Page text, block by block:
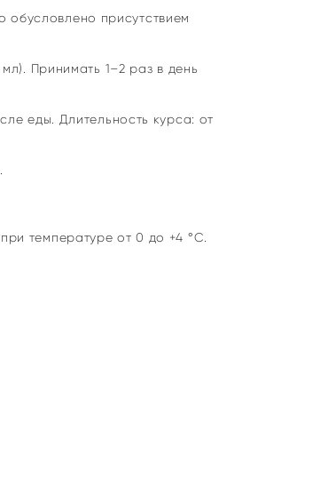
присутствием
Принимать 1–2 раз в день
еды. Длительность курса: от
температуре от 0 до +4 °С.